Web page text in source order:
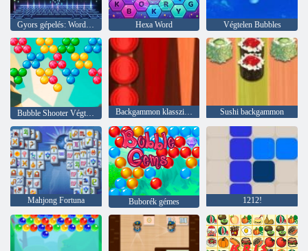
Gyors gépelés: Word Rush Hexa Word Végtelen Bubbles
Backgammon klasszikus Sushi backgammon
Mahjong Fortuna Buborék gémes 1212!